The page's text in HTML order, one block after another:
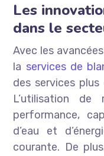
Les
dans le
Avec les
la services de
des services
L’utilisation
performance,
d’eau et
courante. De